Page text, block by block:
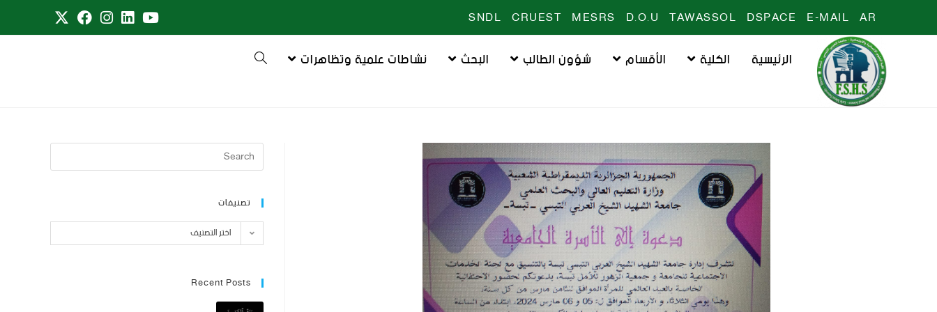
AR
E-MAIL
DSPACE
TAWASSOL
D.O.U
MESRS
CRUEST
SNDL
الرئيسية الكلية الأقسام شؤون الطالب البحث نشاطات علمية وتظاهرات
تصنيفات
اختر التصنيف
Recent Posts